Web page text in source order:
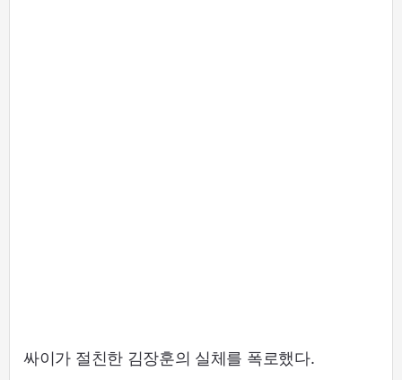
싸이가 절친한 김장훈의 실체를 폭로했다.